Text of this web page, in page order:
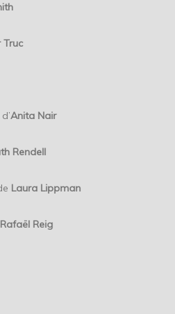
Truc
d’Anita Nair
Rendell
Laura Lippman
Rafaël Reig